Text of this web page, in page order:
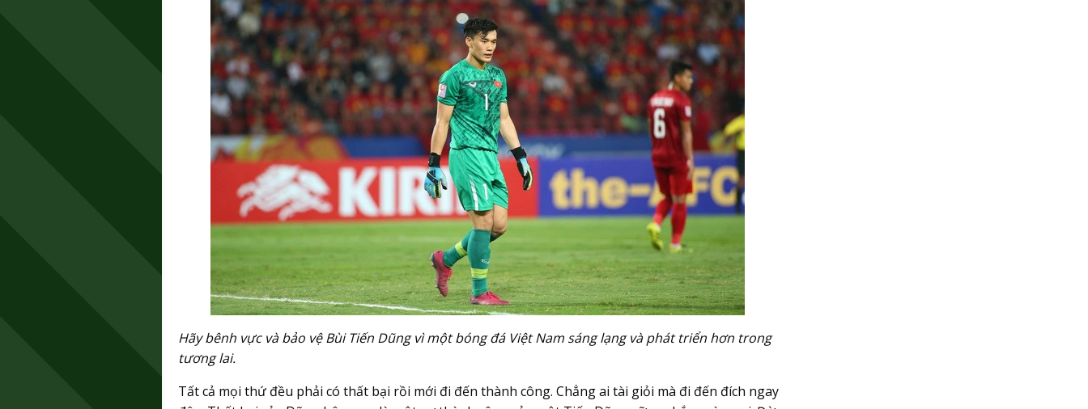
Hãy bênh vực và bảo vệ Bùi Tiến Dũng vì một bóng đá Việt Nam sáng lạng và phát triển hơn trong
tương lai.
Tất cả mọi thứ đều phải có thất bại rồi mới đi đến thành công. Chẳng ai tài giỏi mà đi đến đích ngay